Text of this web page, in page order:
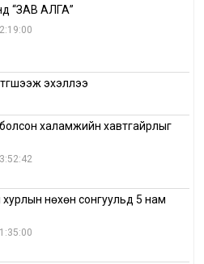
“ЗАВ АЛГА”
эхэллээ
халамжийн хавтгайрлыг
нөхөн сонгуульд 5 нам